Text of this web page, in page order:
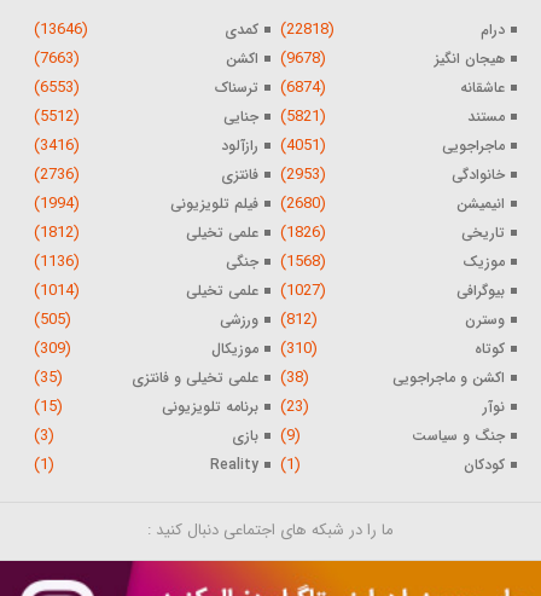
درام (22818) کمدی (13646)
هیجان انگیز (9678) اکشن (7663)
عاشقانه (6874) ترسناک (6553)
مستند (5821) جنایی (5512)
ماجراجویی (4051) رازآلود (3416)
خانوادگی (2953) فانتزی (2736)
انیمیشن (2680) فیلم تلویزیونی (1994)
تاریخی (1826) علمی تخیلی (1812)
موزیک (1568) جنگی (1136)
بیوگرافی (1027) علمی تخیلی (1014)
وسترن (812) ورزشی (505)
کوتاه (310) موزیکال (309)
اکشن و ماجراجویی (38) علمی تخیلی و فانتزی (35)
نوآر (23) برنامه تلویزیونی (15)
جنگ و سیاست (9) بازی (3)
کودکان (1)
Reality
(1)
ما را در شبکه های اجتماعی دنبال کنید :